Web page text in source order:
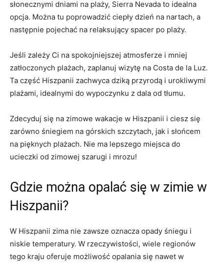
słonecznymi dniami na plaży, ​Sierra Nevada to idealna
opcja. Można tu⁣ poprowadzić ciepły dzień na ⁣nartach, a
następnie pojechać na relaksujący spacer⁣ po ‍plaży.
Jeśli zależy Ci na spokojniejszej atmosferze ‍i mniej
zatłoczonych plażach, zaplanuj wizytę na Costa de ⁢la Luz.
Ta⁣ część Hiszpanii zachwyca​ dziką przyrodą‍ i urokliwymi
plażami, idealnymi do wypoczynku z dala od tłumu.
Zdecyduj się na zimowe wakacje ⁣w Hiszpanii ‌i ciesz się
zarówno śniegiem na górskich ⁢szczytach, jak i słońcem
⁢na pięknych plażach. Nie ma lepszego miejsca do
⁤ucieczki od zimowej szarugi i mrozu!
Gdzie można opalać się w zimie w
Hiszpanii?
W Hiszpanii zima nie zawsze oznacza opady śniegu i
⁣niskie temperatury. W rzeczywistości, wiele regionów
tego kraju oferuje możliwość opalania się nawet w